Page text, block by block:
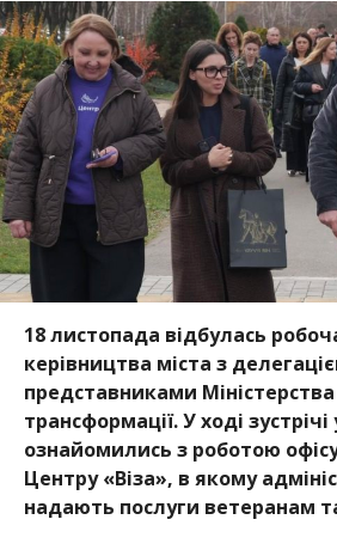
18 листопада відбулась
керівництва міста з
представниками
трансформації. У ході
ознайомились з роботою
Центру «Віза», в якому
надають послуги ветеранам